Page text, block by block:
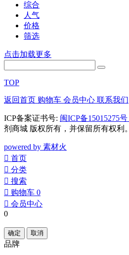
综合
人气
价格
筛选
点击加载更多
TOP
返回首页 购物车 会员中心 联系我们
ICP备案证书号: 闽ICP备15015275号
剂商城 版权所有，并保留所有权利。
powered by 素材火
󰀁 首页
󰀂 分类
󰀃 搜索
󰀄 购物车 0
󰀅 会员中心
0
确定 取消
品牌